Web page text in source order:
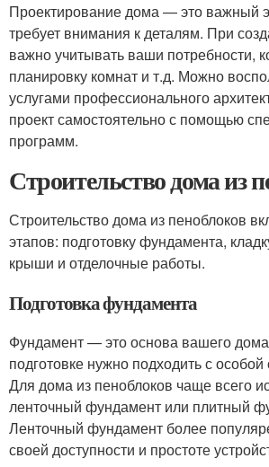
Проектирование дома — это важный
требует внимания к деталям. При
важно учитывать ваши потребности,
планировку комнат и т.д. Можно
услугами профессионального
проект самостоятельно с помощью
программ.
Строительство дома из
Строительство дома из пеноблоков
этапов: подготовку фундамента,
крыши и отделочные работы.
Подготовка фундамента
Фундамент — это основа вашего
подготовке нужно подходить с особой
Для дома из пеноблоков чаще всего
ленточный фундамент или плитный
Ленточный фундамент более
своей доступности и простоте